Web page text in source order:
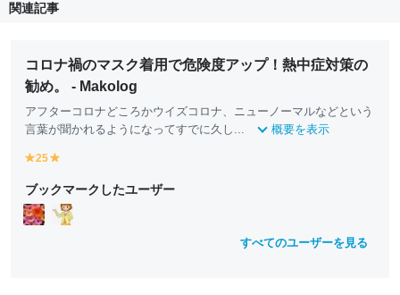
関連記事
コロナ禍のマスク着用で危険度アップ！熱中症対策の
勧め。 - Makolog
アフターコロナどころかウイズコロナ、ニューノーマルなどという
言葉が聞かれるようになってすでに久し...
概要を表示
y
ll
o
w
25
ll
o
ブックマークしたユーザー
すべてのユーザーを見る